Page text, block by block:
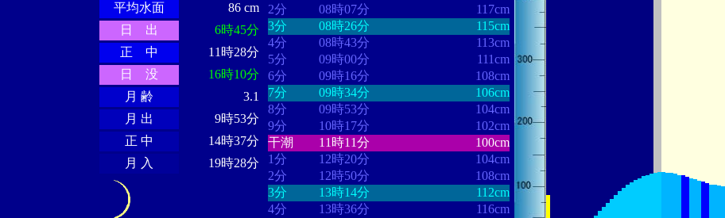
平均水面
86 cm
日 出
6時45分
正 中
11時28分
日 没
16時10分
月 齢
3.1
月 出
9時53分
正 中
14時37分
月 入
19時28分
2分
08時07分
117cm
3分
08時26分
115cm
4分
08時43分
113cm
5分
09時00分
111cm
6分
09時16分
108cm
7分
09時34分
106cm
8分
09時53分
104cm
9分
10時17分
102cm
干潮
11時11分
100cm
1分
12時20分
104cm
2分
12時50分
108cm
3分
13時14分
112cm
4分
13時36分
116cm